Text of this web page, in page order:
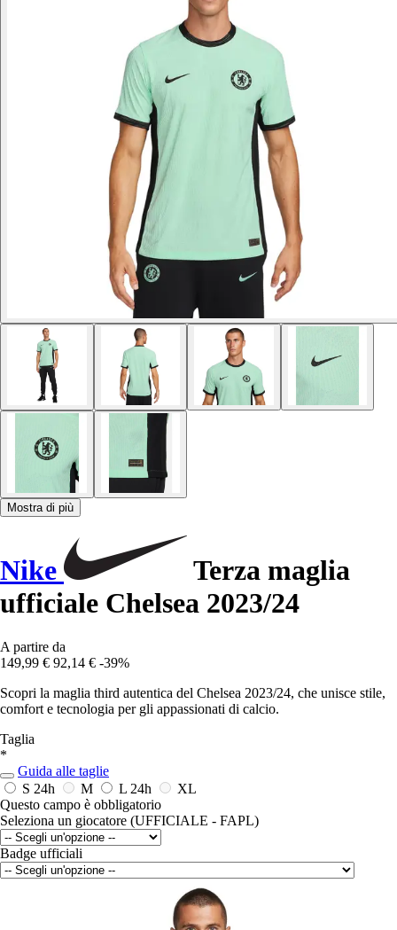
Mostra di più
Nike
Terza maglia
ufficiale Chelsea 2023/24
A partire da
149,99 € 92,14 € -39%
Scopri la maglia third autentica del Chelsea 2023/24, che unisce stile,
comfort e tecnologia per gli appassionati di calcio.
Taglia
*
Guida alle taglie
S 24h M L 24h
XL
Questo campo è obbligatorio
Seleziona un giocatore (UFFICIALE - FAPL)
Badge ufficiali